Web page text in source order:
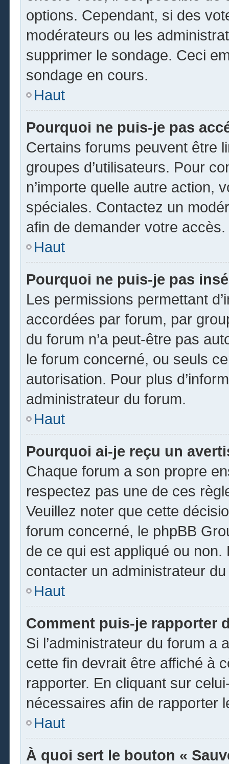
options. Cependant, si des
modérateurs ou les
supprimer le sondage. Ceci
sondage en cours.
Haut
Pourquoi ne puis-je pas
Certains forums peuvent être
groupes d’utilisateurs. Pour
n’importe quelle autre action,
spéciales. Contactez un
afin de demander votre accès.
Haut
Pourquoi ne puis-je pas
Les permissions permettant
accordées par forum, par
du forum n’a peut-être pas
le forum concerné, ou seuls
autorisation. Pour plus
administrateur du forum.
Haut
Pourquoi ai-je reçu un
Chaque forum a son propre
respectez pas une de ces
Veuillez noter que cette
forum concerné, le phpBB
de ce qui est appliqué ou non.
contacter un administrateur
Haut
Comment puis-je rapporter
Si l’administrateur du forum a
cette fin devrait être affiché à
rapporter. En cliquant sur
nécessaires afin de rapporter
Haut
À quoi sert le bouton «